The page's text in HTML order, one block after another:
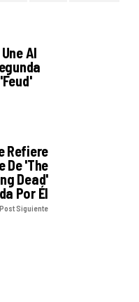
Al
Refiere
De 'The
Dead'
Por Él
Post Siguiente